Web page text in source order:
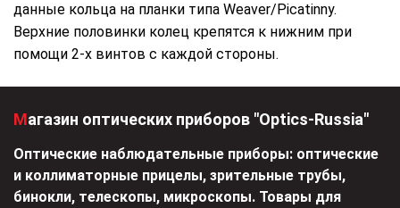
данные кольца на планки типа Weaver/Picatinny.
Верхние половинки колец крепятся к нижним при
помощи 2-х винтов с каждой стороны.
Магазин оптических приборов "Optics-Russia"
Оптические наблюдательные приборы: оптические
и коллиматорные прицелы, зрительные трубы,
бинокли, телескопы, микроскопы. Товары для